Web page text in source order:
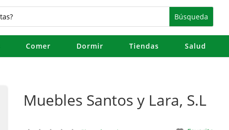
Comer Dormir Tiendas Salud
Muebles Santos y Lara, S.L